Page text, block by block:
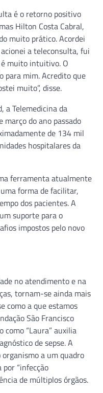
é o retorno positivo
Hilton Costa Cabral,
muito prático. Acordei
a teleconsulta, fui
muito intuitivo. O
mim. Acredito que
muito”, disse.
a Telemedicina da
março do ano passado
de 134 mil
hospitalares da
ferramenta atualmente
forma de facilitar,
dos pacientes. A
suporte para o
impostos pelo novo
no atendimento e na
tornam-se ainda mais
como a que estamos
São Francisco
como “Laura” auxilia
de sepse. A
a um quadro
“infecção
de múltiplos órgãos.